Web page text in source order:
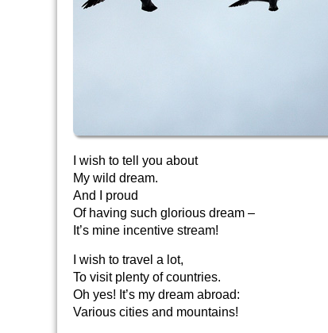
I wish to tell you about
My wild dream.
And I proud
Of having such glorious dream –
It’s mine incentive stream!
I wish to travel a lot,
To visit plenty of countries.
Oh yes! It’s my dream abroad:
Various cities and mountains!